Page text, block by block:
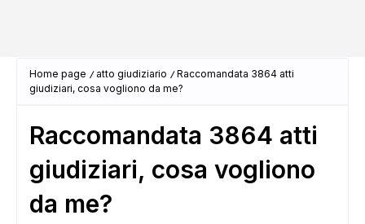
Home page atto giudiziario
Raccomandata 3864 atti
giudiziari, cosa vogliono da me?
Raccomandata 3864 atti
giudiziari, cosa vogliono
da me?